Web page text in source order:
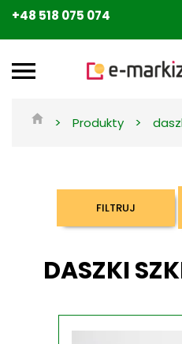
+48 518 075 074
> Produkty >
FILTRUJ
DASZKI